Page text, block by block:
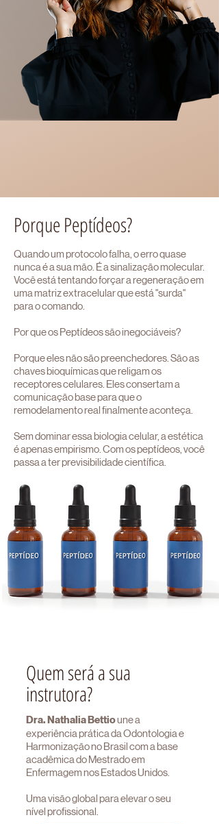
Porque Peptídeos?
Quando um protocolo falha, o erro quase
nunca é a sua mão. É a sinalização molecular.
Você está tentando forçar a regeneração em
uma matriz extracelular que está "surda"
para o comando.
Por que os Peptídeos são inegociáveis?
Porque eles não são preenchedores. São as
chaves bioquímicas que religam os
receptores celulares. Eles consertam a
comunicação base para que o
remodelamento real finalmente aconteça.
Sem dominar essa biologia celular, a estética
é apenas empirismo. Com os peptídeos, você
passa a ter previsibilidade científica.
Quem será a sua
instrutora?
Dra. Nathalia Bettioune a
experiência prática da Odontologia e
Harmonização no Brasil com a base
acadêmica do Mestrado em
Enfermagem nos Estados Unidos.
Uma visão global para elevar o seu
nível profissional.